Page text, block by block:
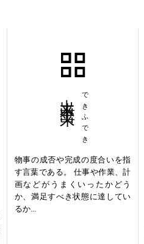
できふでき
物事の成否や完成の度合いを指
す言葉である。 仕事や作業、計
画などがうまくいったかどう
か、満足すべき状態に達してい
るか...